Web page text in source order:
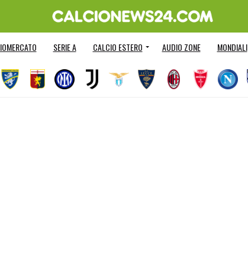
SERIE A CALCIO ESTERO AUDIO ZONE MONDIALI